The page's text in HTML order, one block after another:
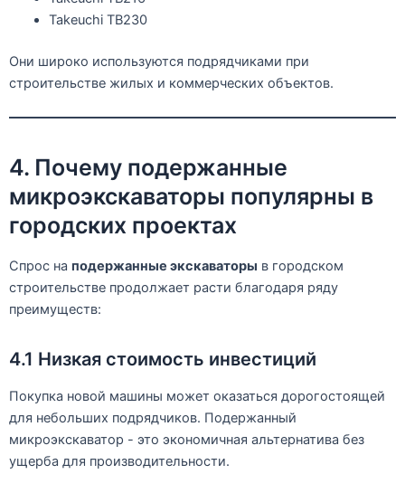
Takeuchi TB230
Они широко используются подрядчиками при
строительстве жилых и коммерческих объектов.
4. Почему подержанные
микроэкскаваторы популярны в
городских проектах
Спрос на подержанные экскаваторы в городском
строительстве продолжает расти благодаря ряду
преимуществ:
4.1 Низкая стоимость инвестиций
Покупка новой машины может оказаться дорогостоящей
для небольших подрядчиков. Подержанный
микроэкскаватор - это экономичная альтернатива без
ущерба для производительности.